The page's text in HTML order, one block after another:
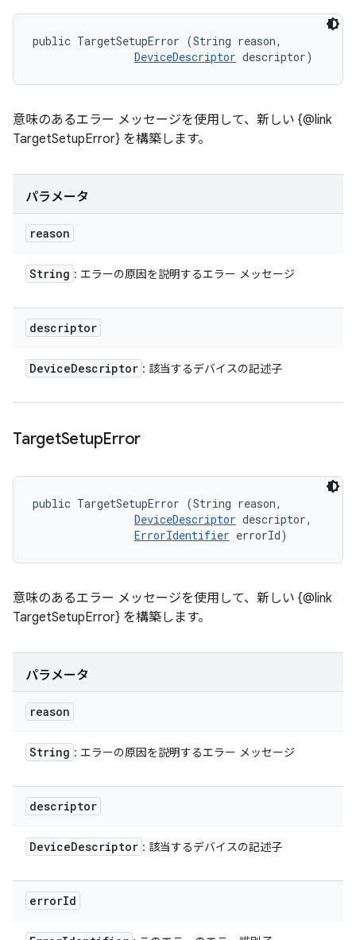
public TargetSetupError (String reason,
DeviceDescriptor descriptor)
意味のあるエラー メッセージを使用して、新しい {@link
TargetSetupError} を構築します。
パラメータ
reason
String : エラーの原因を説明するエラー メッセージ
descriptor
DeviceDescriptor : 該当するデバイスの記述子
TargetSetupError
public TargetSetupError (String reason,
DeviceDescriptor descriptor,
ErrorIdentifier errorId)
意味のあるエラー メッセージを使用して、新しい {@link
TargetSetupError} を構築します。
パラメータ
reason
String : エラーの原因を説明するエラー メッセージ
descriptor
DeviceDescriptor : 該当するデバイスの記述子
errorId